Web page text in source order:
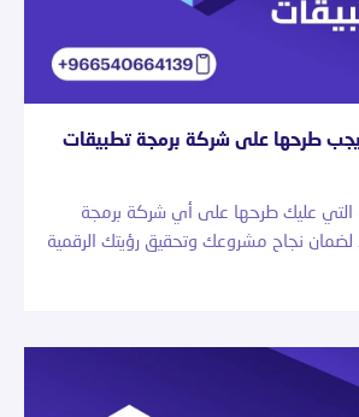
يجب طرحها على شركة برمجة تطبيقات
التي عليك طرحها على أي شركة برمجة
لضمان نجاح مشروعك وتحقيق رؤيتك الرقمية